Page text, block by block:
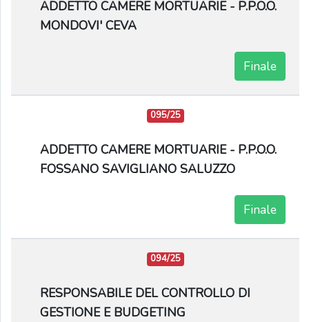
ADDETTO CAMERE MORTUARIE - P.P.O.O.
MONDOVI' CEVA
Finale
095/25
ADDETTO CAMERE MORTUARIE - P.P.O.O.
FOSSANO SAVIGLIANO SALUZZO
Finale
094/25
RESPONSABILE DEL CONTROLLO DI
GESTIONE E BUDGETING